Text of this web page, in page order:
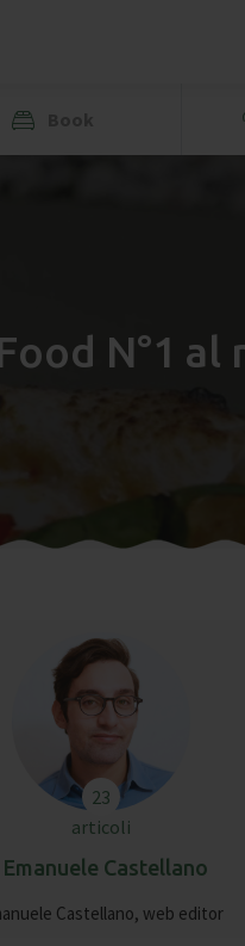
N°1 al
23
articoli
Emanuele Castellano
Castellano, web editor